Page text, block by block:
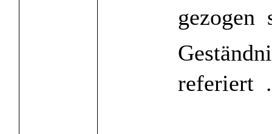
gezogen
referiert 